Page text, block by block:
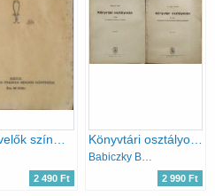
Műkedvelők színműtára
2 490 Ft
Könyvtári osztályozás, I-II.
Babiczky Béla - Sz. Nagy Katalin
2 990 Ft